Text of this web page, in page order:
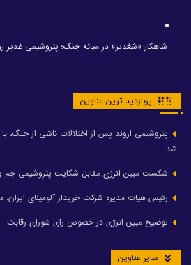
شاهکار «شغدیر» در میانه جنگ؛ پتروشیمی غدیر
پربازدید ترین عناوین
شد
شکست مبین انرژی مقابل شکایت پتروشیمی جم
رئیس هیات مدیره شرکت خریدار آلومینای ایران،
توضیح مبین انرژی در خصوص رای شورای رقابت
سایر عناوین